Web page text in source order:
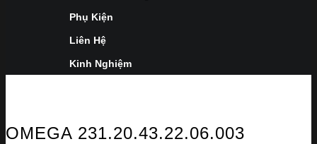
Phụ Kiện
Liên Hệ
Kinh Nghiệm
OMEGA 231.20.43.22.06.003